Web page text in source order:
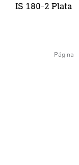
IS 180-2 Plata
Página